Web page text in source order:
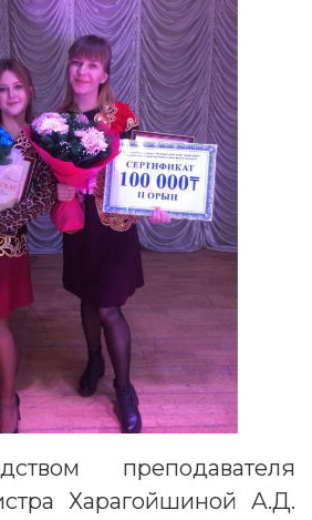
преподавателя
Харагойшиной А.Д.